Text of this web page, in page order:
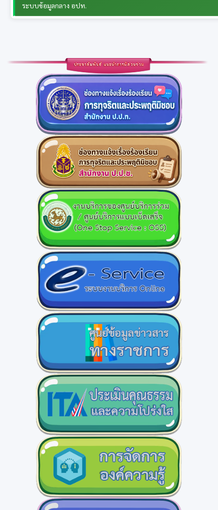
ระบบข้อมูลกลาง อปท.